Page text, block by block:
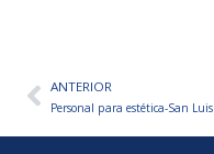
AntANTERIOR
Personal para estética-San Luis